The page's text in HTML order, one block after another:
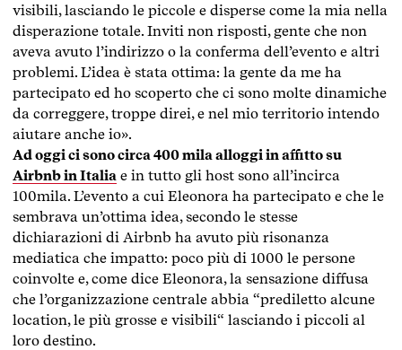
visibili, lasciando le piccole e disperse come la mia nella
disperazione totale. Inviti non risposti, gente che non
aveva avuto l’indirizzo o la conferma dell’evento e altri
problemi. L’idea è stata ottima: la gente da me ha
partecipato ed ho scoperto che ci sono molte dinamiche
da correggere, troppe direi, e nel mio territorio intendo
aiutare anche io».
Ad oggi ci sono circa 400 mila alloggi in affitto su
Airbnb in Italia e in tutto gli host sono all’incirca
100mila. L’evento a cui Eleonora ha partecipato e che le
sembrava un’ottima idea, secondo le stesse
dichiarazioni di Airbnb ha avuto più risonanza
mediatica che impatto: poco più di 1000 le persone
coinvolte e, come dice Eleonora, la sensazione diffusa
che l’organizzazione centrale abbia “prediletto alcune
location, le più grosse e visibili“ lasciando i piccoli al
loro destino.